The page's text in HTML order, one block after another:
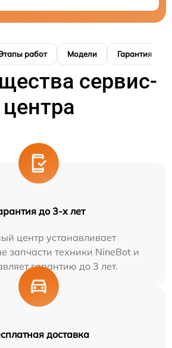
работ Модели Гарантия
сервис-
центра
до 3-х лет
центр устанавливает
запчасти техники NineBot и
гарантию до 3 лет.
доставка